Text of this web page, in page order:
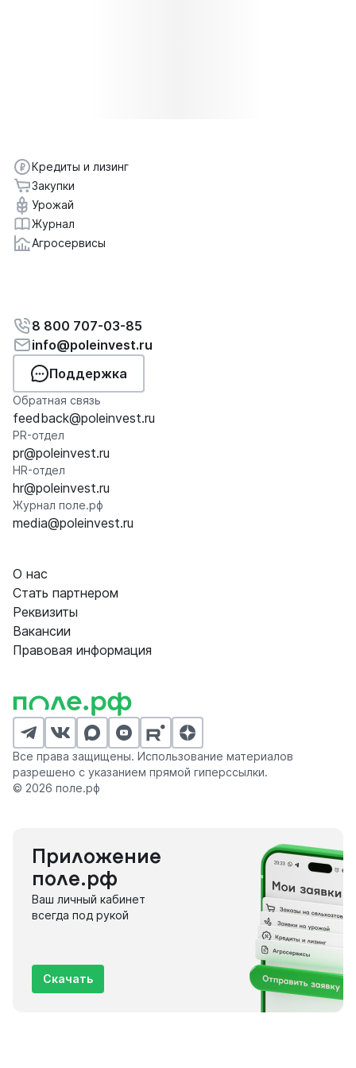
Кредиты и лизинг
Закупки
Урожай
Журнал
Агросервисы
8 800 707-03-85
info@poleinvest.ru
Поддержка
Обратная связь
feedback@poleinvest.ru
PR-отдел
pr@poleinvest.ru
HR-отдел
hr@poleinvest.ru
Журнал поле.рф
media@poleinvest.ru
О нас
Стать партнером
Реквизиты
Вакансии
Правовая информация
Все права защищены. Использование материалов
разрешено с указанием прямой гиперссылки.
© 2026 поле.рф
Приложение
поле.рф
Ваш личный кабинет
всегда под рукой
Скачать